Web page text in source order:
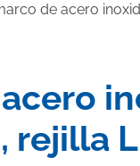
de acero
rejilla